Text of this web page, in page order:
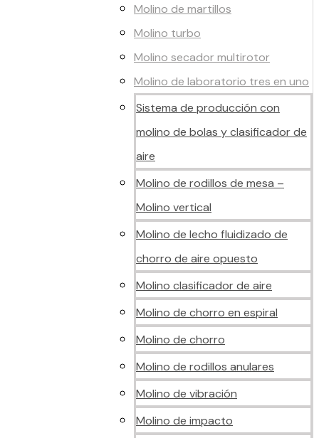
Molino de martillos
Molino turbo
Molino secador multirotor
Molino de laboratorio tres en uno
Sistema de producción con
molino de bolas y clasificador de
aire
Molino de rodillos de mesa –
Molino vertical
Molino de lecho fluidizado de
chorro de aire opuesto
Molino clasificador de aire
Molino de chorro en espiral
Molino de chorro
Molino de rodillos anulares
Molino de vibración
Molino de impacto